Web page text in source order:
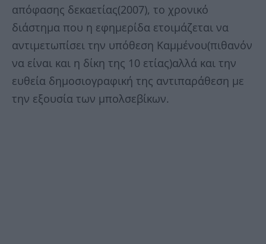
απόφασης δεκαετίας(2007), το χρονικό
διάστημα που η εφημερίδα ετοιμάζεται να
αντιμετωπίσει την υπόθεση Καμμένου(πιθανόν
να είναι και η δίκη της 10 ετίας)αλλά και την
ευθεία δημοσιογραφική της αντιπαράθεση με
την εξουσία των μπολσεβίκων.